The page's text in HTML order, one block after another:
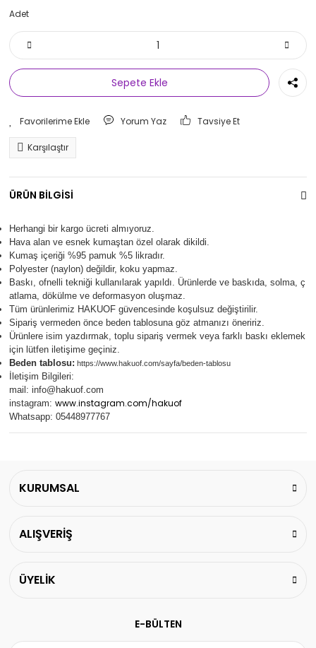
Adet
Sepete Ekle
Yorum Yaz Tavsiye Et
Karşılaştır
ÜRÜN BİLGİSİ
Herhangi bir kargo ücreti almıyoruz.
Hava alan ve esnek kumaştan özel olarak dikildi.
Kumaş içeriği %95 pamuk %5 likradır.
Polyester (naylon) değildir, koku yapmaz.
Baskı, ofnelli tekniği kullanılarak yapıldı. Ürünlerde ve baskıda, solma, ç
atlama, dökülme ve deformasyon oluşmaz.
Tüm ürünlerimiz HAKUOF güvencesinde koşulsuz değiştirilir.
Sipariş vermeden önce beden tablosuna göz atmanızı öneririz.
Ürünlere isim yazdırmak, toplu sipariş vermek veya farklı baskı eklemek
için lütfen iletişime geçiniz.
Beden tablosu: https://www.hakuof.com/sayfa/beden-tablosu
İletişim Bilgileri:
mail: info@hakuof.com
instagram: www.instagram.com/hakuof
Whatsapp: 05448977767
KURUMSAL
ALIŞVERİŞ
ÜYELİK
E-BÜLTEN